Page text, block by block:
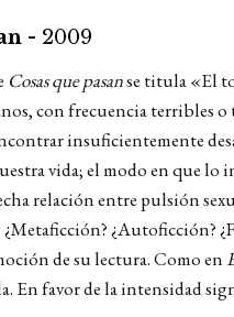
- 2009
Cosas que pasanse titula «El
con frecuencia terribles o
insuficientemente
vida; el modo en que
relación entre pulsión
¿Metaficción? ¿Autoficción?
de su lectura. Como en
En favor de la intensidad